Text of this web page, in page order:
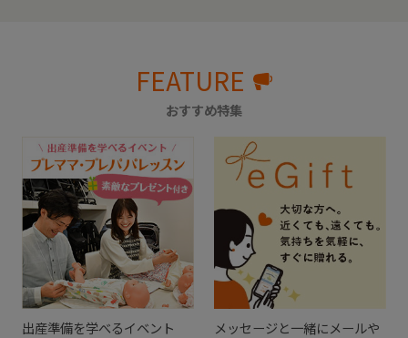
FEATURE
おすすめ特集
出産準備を学べるイベント
メッセージと一緒にメールや